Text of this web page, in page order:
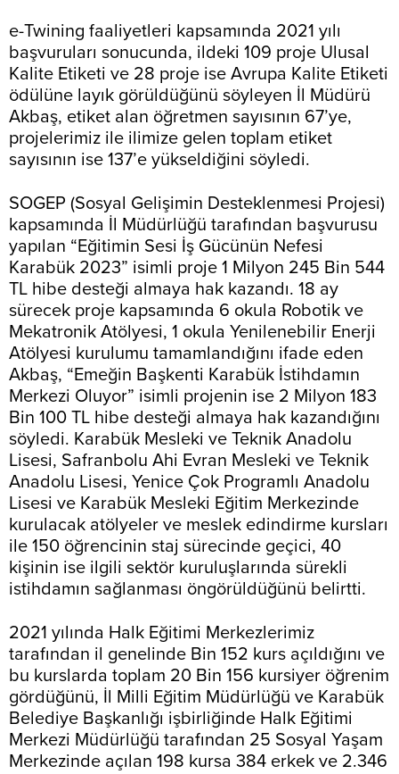
e-Twining faaliyetleri kapsamında 2021 yılı
başvuruları sonucunda, ildeki 109 proje Ulusal
Kalite Etiketi ve 28 proje ise Avrupa Kalite Etiketi
ödülüne layık görüldüğünü söyleyen İl Müdürü
Akbaş, etiket alan öğretmen sayısının 67’ye,
projelerimiz ile ilimize gelen toplam etiket
sayısının ise 137’e yükseldiğini söyledi.
SOGEP (Sosyal Gelişimin Desteklenmesi Projesi)
kapsamında İl Müdürlüğü tarafından başvurusu
yapılan “Eğitimin Sesi İş Gücünün Nefesi
Karabük 2023” isimli proje 1 Milyon 245 Bin 544
TL hibe desteği almaya hak kazandı. 18 ay
sürecek proje kapsamında 6 okula Robotik ve
Mekatronik Atölyesi, 1 okula Yenilenebilir Enerji
Atölyesi kurulumu tamamlandığını ifade eden
Akbaş, “Emeğin Başkenti Karabük İstihdamın
Merkezi Oluyor” isimli projenin ise 2 Milyon 183
Bin 100 TL hibe desteği almaya hak kazandığını
söyledi. Karabük Mesleki ve Teknik Anadolu
Lisesi, Safranbolu Ahi Evran Mesleki ve Teknik
Anadolu Lisesi, Yenice Çok Programlı Anadolu
Lisesi ve Karabük Mesleki Eğitim Merkezinde
kurulacak atölyeler ve meslek edindirme kursları
ile 150 öğrencinin staj sürecinde geçici, 40
kişinin ise ilgili sektör kuruluşlarında sürekli
istihdamın sağlanması öngörüldüğünü belirtti.
2021 yılında Halk Eğitimi Merkezlerimiz
tarafından il genelinde Bin 152 kurs açıldığını ve
bu kurslarda toplam 20 Bin 156 kursiyer öğrenim
gördüğünü, İl Milli Eğitim Müdürlüğü ve Karabük
Belediye Başkanlığı işbirliğinde Halk Eğitimi
Merkezi Müdürlüğü tarafından 25 Sosyal Yaşam
Merkezinde açılan 198 kursa 384 erkek ve 2.346